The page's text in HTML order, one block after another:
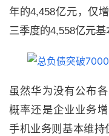
年的4,458亿元，仅
三季度的4,558亿元基
虽然华为没有公布
概率还是企业业务
手机业务则基本维持